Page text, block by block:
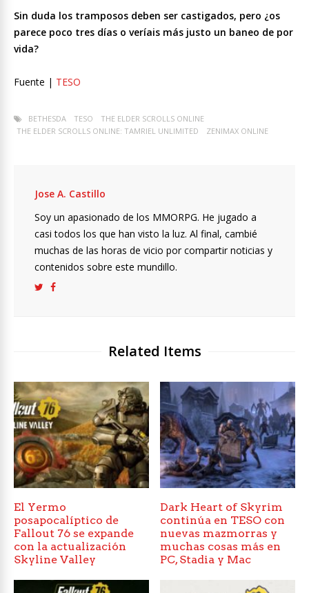
Sin duda los tramposos deben ser castigados, pero ¿os
parece poco tres días o veríais más justo un baneo de por
vida?
Fuente | TESO
BETHESDA TESO
THE ELDER SCROLLS ONLINE
THE ELDER SCROLLS ONLINE: TAMRIEL UNLIMITED
ZENIMAX ONLINE
Jose A. Castillo
Soy un apasionado de los MMORPG. He jugado a
casi todos los que han visto la luz. Al final, cambié
muchas de las horas de vicio por compartir noticias y
contenidos sobre este mundillo.
Related Items
El Yermo
posapocalíptico de
Fallout 76 se expande
con la actualización
Skyline Valley
Dark Heart of Skyrim
continúa en TESO con
nuevas mazmorras y
muchas cosas más en
PC, Stadia y Mac